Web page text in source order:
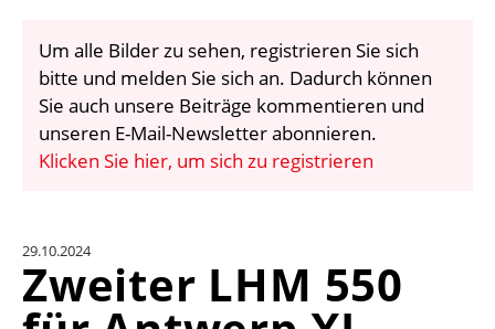
VIDEOS
BIBLIOTHEK
KRAN & BÜHNE
KONTAKT
Um alle Bilder zu sehen, registrieren Sie sich
bitte und melden Sie sich an. Dadurch können
Sie auch unsere Beiträge kommentieren und
unseren E-Mail-Newsletter abonnieren.
Klicken Sie hier, um sich zu registrieren
29.10.2024
Zweiter LHM 550